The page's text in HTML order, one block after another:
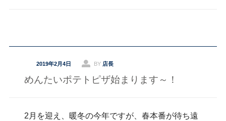
2019年2月4日 BY 店長
めんたいポテトピザ始まります～！
2月を迎え、暖冬の今年ですが、春本番が待ち遠